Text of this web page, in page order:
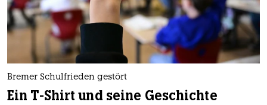
Bremer Schulfrieden gestört
Ein T-Shirt und seine Geschichte